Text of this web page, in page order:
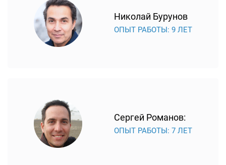
Николай Бурунов
ОПЫТ РАБОТЫ: 9 ЛЕТ
Сергей Романов:
ОПЫТ РАБОТЫ: 7 ЛЕТ